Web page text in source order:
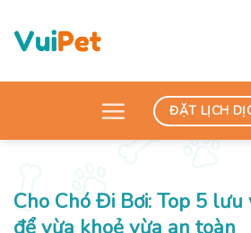
content
ĐẶT LỊCH
Cho Chó Đi Bơi: Top 5
để vừa khoẻ vừa an toàn